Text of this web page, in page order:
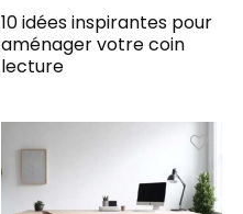
10 idées inspirantes pour
aménager votre coin
lecture